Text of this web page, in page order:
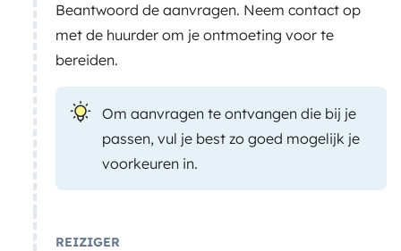
Beantwoord de aanvragen. Neem contact op
met de huurder om je ontmoeting voor te
bereiden.
Om aanvragen te ontvangen die bij je
passen, vul je best zo goed mogelijk je
voorkeuren in.
REIZIGER